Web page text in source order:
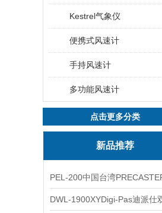
Kestrel气象仪
便携式风速计
手持风速计
多功能风速计
点击更多分类
新品推荐